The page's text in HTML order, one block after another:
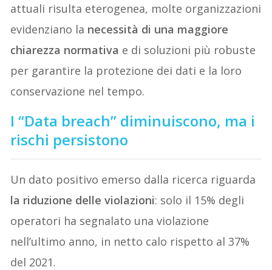
attuali risulta eterogenea, molte organizzazioni
evidenziano la necessità di una maggiore
chiarezza normativa e di soluzioni più robuste
per garantire la protezione dei dati e la loro
conservazione nel tempo.
I “Data breach” diminuiscono, ma i
rischi persistono
Un dato positivo emerso dalla ricerca riguarda
la riduzione delle violazioni: solo il 15% degli
operatori ha segnalato una violazione
nell’ultimo anno, in netto calo rispetto al 37%
del 2021.